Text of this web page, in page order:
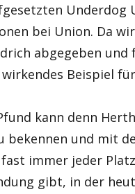
bei Union. Da
abgegeben
Beispiel
kann denn
bekennen und mit
immer jeder
gibt, in der